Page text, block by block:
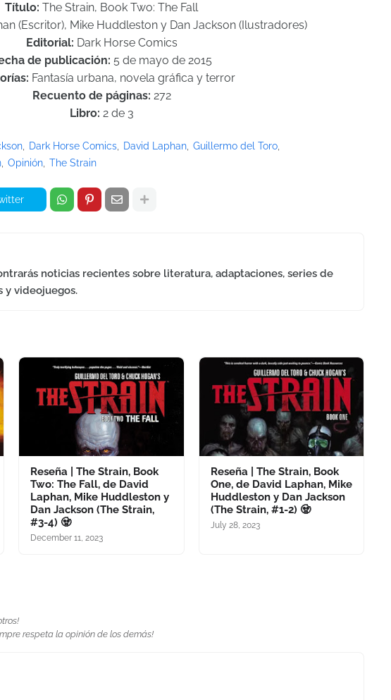
Título: The Strain, Book Two: The Fall
(Escritor), Mike Huddleston y Dan Jackson (Ilustradores)
Editorial: Dark Horse Comics
de publicación: 5 de mayo de 2015
Fantasía urbana, novela gráfica y terror
Recuento de páginas: 272
Libro: 2 de 3
Dark Horse Comics David Laphan Guillermo del Toro
Opinión The Strain
noticias recientes sobre literatura, adaptaciones, series de
y videojuegos.
Reseña | The Strain, Book
Two: The Fall, de David
Laphan, Mike Huddleston y
Dan Jackson (The Strain,
#3-4) 🧟
December 11, 2023
Reseña | The Strain, Book
One, de David Laphan, Mike
Huddleston y Dan Jackson
(The Strain, #1-2) 🧟
July 28, 2023
respeta la opinión de los demás!